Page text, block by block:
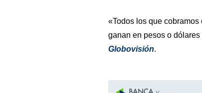
«Todos los que
ganan en pesos o
Globovisión.